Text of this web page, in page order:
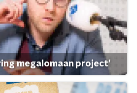
megalomaan project'